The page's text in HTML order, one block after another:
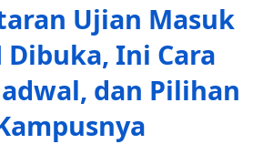
Ujian Masuk
Dibuka, Ini Cara
dan Pilihan